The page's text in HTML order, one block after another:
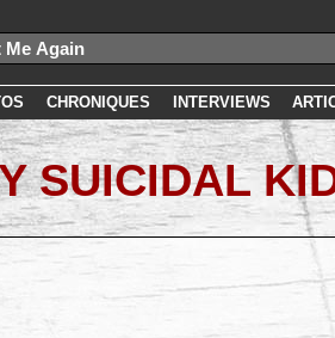
CHRONIQUES INTERVIEWS
SUICIDAL